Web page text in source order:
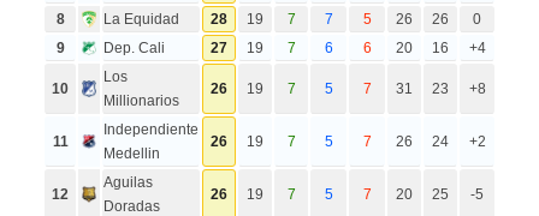
8 La Equidad 28 19 7 7 5 26 26
0
9
Dep. Cali 27 19 7 6 6 20 16 +4
10
Los
Millionarios
26 19 7 5 7 31 23 +8
11
Independiente
Medellin
26 19 7 5 7 26 24 +2
12
Aguilas
Doradas
26 19 7 5 7 20 25 -5